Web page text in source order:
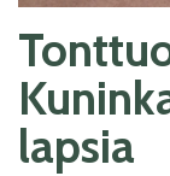
lapsia